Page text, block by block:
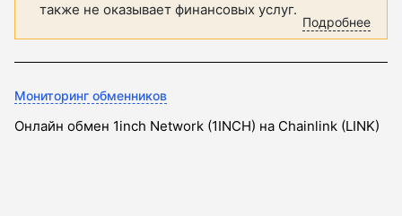
также не оказывает финансовых услуг.
Подробнее
Мониторинг обменников
Онлайн обмен 1inch Network (1INCH) на Chainlink (LINK)